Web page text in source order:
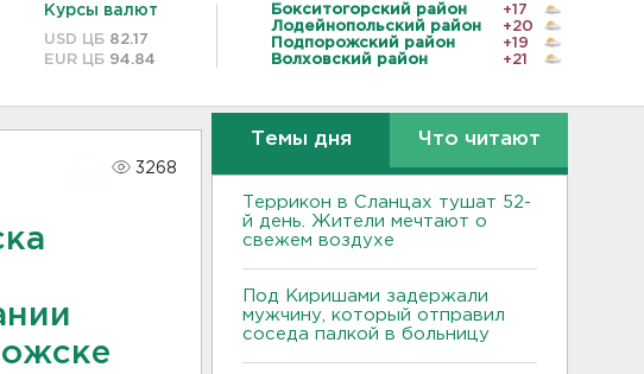
Курсы валют
USD ЦБ 82.17
EUR ЦБ 94.84
Бокситогорский район
+17
Лодейнопольский район
+20
Подпорожский район
+19
Волховский район
+21
3268
Темы дня Что читают
Террикон в Сланцах тушат 52-
й день. Жители мечтают о
свежем воздухе
Под Киришами задержали
мужчину, который отправил
соседа палкой в больницу